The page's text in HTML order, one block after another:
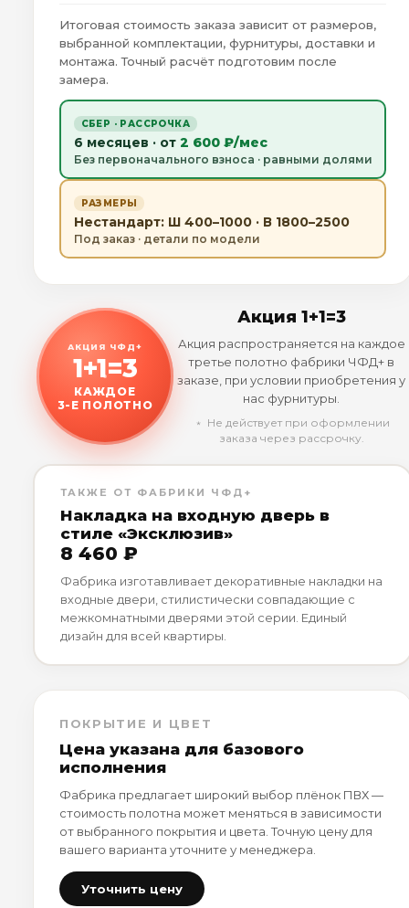
Итоговая стоимость заказа зависит от размеров,
выбранной комплектации, фурнитуры, доставки и
монтажа. Точный расчёт подготовим после
замера.
СБЕР · РАССРОЧКА
6 месяцев · от 2 600 ₽/мес
Без первоначального взноса · равными долями
РАЗМЕРЫ
Нестандарт: Ш 400–1000 · В 1800–2500
Под заказ · детали по модели
АКЦИЯ ЧФД+
1+1=3
КАЖДОЕ
3-Е ПОЛОТНО
Акция 1+1=3
Акция распространяется на каждое
третье полотно фабрики ЧФД+ в
заказе, при условии приобретения у
нас фурнитуры.
﹡ Не действует при оформлении
заказа через рассрочку.
ТАКЖЕ ОТ ФАБРИКИ ЧФД+
Накладка на входную дверь в
стиле «Эксклюзив»
8 460 ₽
Фабрика изготавливает декоративные накладки на
входные двери, стилистически совпадающие с
межкомнатными дверями этой серии. Единый
дизайн для всей квартиры.
ПОКРЫТИЕ И ЦВЕТ
Цена указана для базового
исполнения
Фабрика предлагает широкий выбор плёнок ПВХ —
стоимость полотна может меняться в зависимости
от выбранного покрытия и цвета. Точную цену для
вашего варианта уточните у менеджера.
Уточнить цену